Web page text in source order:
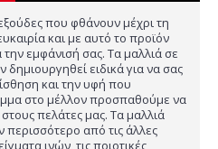
που φθάνουν μέχρι τη
και με αυτό το προϊόν
την εμφάνισή σας. Τα μαλλιά σε
ειδικά για να σας
και την υφή που
στο μέλλον προσπαθούμε να
πελάτες μας. Τα μαλλιά
από τις άλλες
ινών, τις ποιοτικές